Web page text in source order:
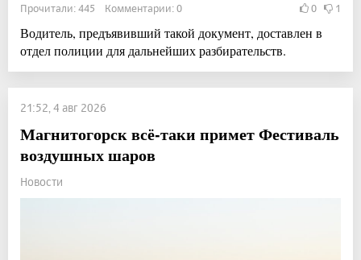
Прочитали: 445 Комментарии: 0 0 1
Водитель, предъявивший такой документ, доставлен в
отдел полиции для дальнейших разбирательств.
21:52, 4 авг 2026
Магнитогорск всё-таки примет Фестиваль
воздушных шаров
Новости